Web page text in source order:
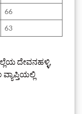
66
63
ದೇವನಹಳ್ಳಿ,